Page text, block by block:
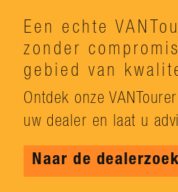
Een echte
zonder
gebied van
Ontdek onze
uw dealer en laat u
Naar de